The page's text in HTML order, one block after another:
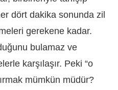
dört dakika sonunda zil
gerekene kadar.
bulamaz ve
karşılaşır. Peki “o
mümkün müdür?